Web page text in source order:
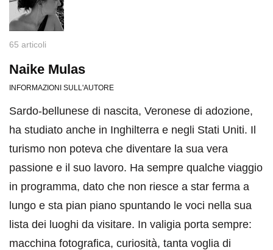
65 articoli
Naike Mulas
INFORMAZIONI SULL'AUTORE
Sardo-bellunese di nascita, Veronese di adozione,
ha studiato anche in Inghilterra e negli Stati Uniti. Il
turismo non poteva che diventare la sua vera
passione e il suo lavoro. Ha sempre qualche viaggio
in programma, dato che non riesce a star ferma a
lungo e sta pian piano spuntando le voci nella sua
lista dei luoghi da visitare. In valigia porta sempre:
macchina fotografica, curiosità, tanta voglia di